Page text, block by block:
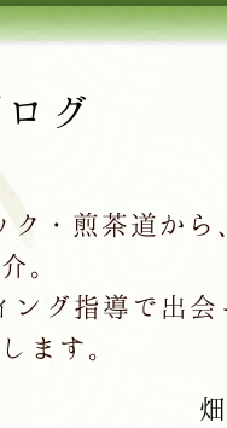
グ
・煎茶道から
。
ング指導で出会
ます。